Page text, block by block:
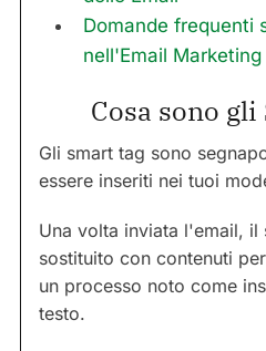
Domande frequenti
nell'Email Marketing
Cosa sono gli
Gli smart tag sono
essere inseriti nei tuoi
Una volta inviata l'email, il
sostituito con contenuti
un processo noto come
testo.